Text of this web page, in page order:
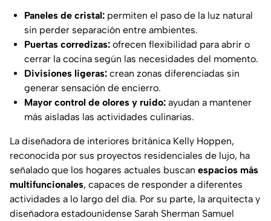
Paneles de cristal: permiten el paso de la luz natural
sin perder separación entre ambientes.
Puertas corredizas: ofrecen flexibilidad para abrir o
cerrar la cocina según las necesidades del momento.
Divisiones ligeras: crean zonas diferenciadas sin
generar sensación de encierro.
Mayor control de olores y ruido: ayudan a mantener
más aisladas las actividades culinarias.
La diseñadora de interiores británica Kelly Hoppen,
reconocida por sus proyectos residenciales de lujo, ha
señalado que los hogares actuales buscan espacios más
multifuncionales, capaces de responder a diferentes
actividades a lo largo del día. Por su parte, la arquitecta y
diseñadora estadounidense Sarah Sherman Samuel